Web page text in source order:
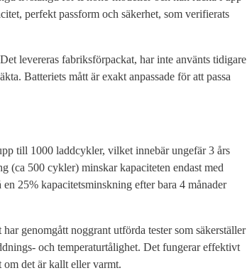
perfekt passform och säkerhet, som verifierats
levereras fabriksförpackat, har inte använts tidigare
Batteriets mått är exakt anpassade för att passa
till 1000 laddcykler, vilket innebär ungefär 3 års
(ca 500 cykler) minskar kapaciteten endast med
25% kapacitetsminskning efter bara 4 månader
genomgått noggrant utförda tester som säkerställer
och temperaturtålighet. Det fungerar effektivt
om det är kallt eller varmt.